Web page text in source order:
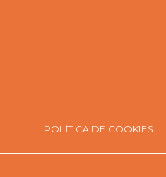
POLÍTICA DE COOKIES